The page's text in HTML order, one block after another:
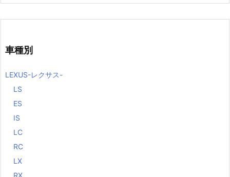
車種別
LEXUS-レクサス-
LS
ES
IS
LC
RC
LX